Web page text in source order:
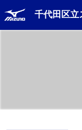
千代田区立